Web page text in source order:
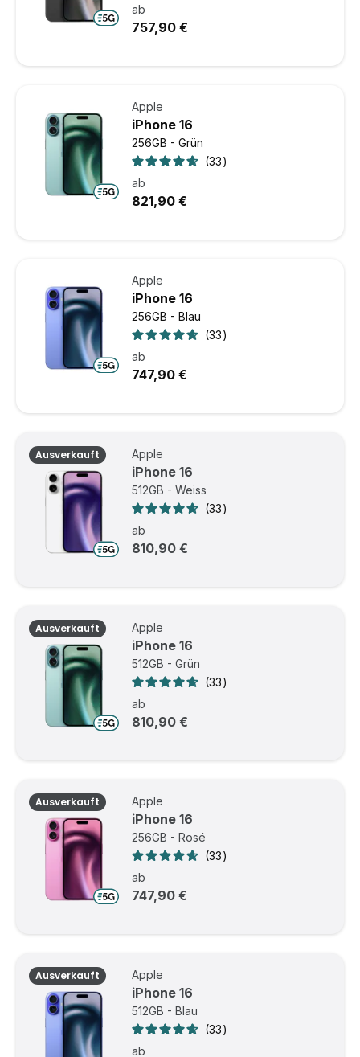
ab
757,90 €
Apple
iPhone 16
256GB - Grün
33
ab
821,90 €
Apple
iPhone 16
256GB - Blau
33
ab
747,90 €
Ausverkauft Apple
iPhone 16
512GB - Weiss
33
ab
810,90 €
Ausverkauft Apple
iPhone 16
512GB - Grün
33
ab
810,90 €
Ausverkauft Apple
iPhone 16
256GB - Rosé
33
ab
747,90 €
Ausverkauft Apple
iPhone 16
512GB - Blau
33
ab